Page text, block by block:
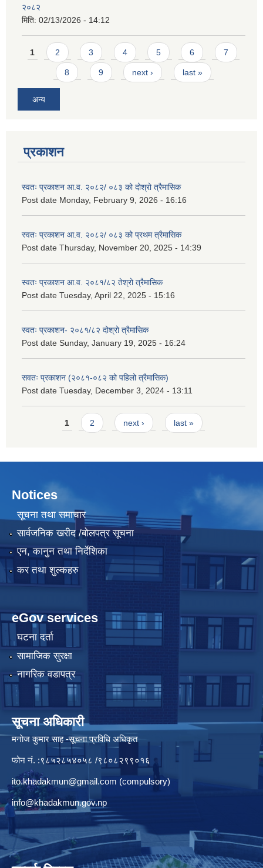
२०८२
मिति: 02/13/2026 - 14:12
Pages
1 2 3 4 5 6 7
8 9 next › last »
अन्य
प्रकाशन
स्वतः प्रकाशन आ.व. २०८२/ ०८३ को दोश्रो त्रैमासिक
Post date Monday, February 9, 2026 - 16:16
स्वतः प्रकाशन आ.व. २०८२/ ०८३ को प्रथम त्रैमासिक
Post date Thursday, November 20, 2025 - 14:39
स्वतः प्रकाशन आ.व. २०८१/८२ तेश्रो त्रैमासिक
Post date Tuesday, April 22, 2025 - 15:16
स्वतः प्रकाशन- २०८१/८२ दोश्रो त्रैमासिक
Post date Sunday, January 19, 2025 - 16:24
सवतः प्रकाशन (२०८१-०८२ को पहिलो त्रैमासिक)
Post date Tuesday, December 3, 2024 - 13:11
Pages1 2 next › last »
Notices
सूचना तथा समाचार
सार्वजनिक खरीद /बोलपत्र सूचना
एन, कानुन तथा निर्देशिका
कर तथा शुल्कहरु
eGov services
घटना दर्ता
सामाजिक सुरक्षा
नागरिक वडापत्र
सूचना अधिकारी
मनाेज कुमार साह -सूचना प्रविधि अधिकृत
फोन नं. :९८५२८५४०५८ /९८०८२९९०१६
ito.khadakmun@gmail.com (compulsory)
info@khadakmun.gov.np